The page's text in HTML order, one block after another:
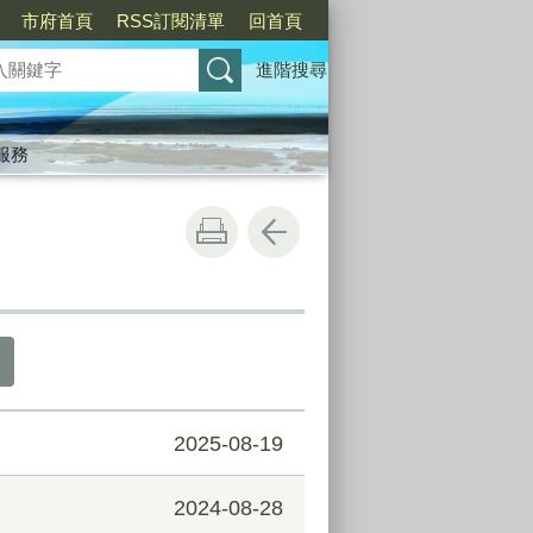
市府首頁 RSS訂閱清單 回首頁
進階搜尋
務
2025-08-19
2024-08-28